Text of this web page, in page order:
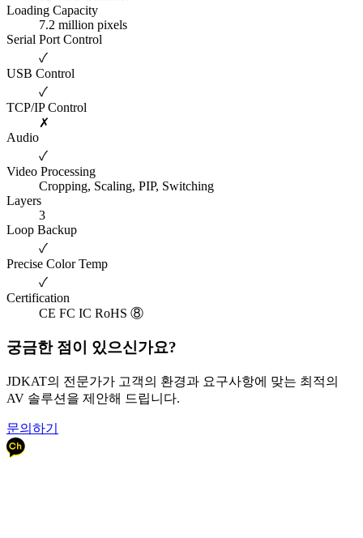
Loading Capacity
7.2 million pixels
Serial Port Control
✓
USB Control
✓
TCP/IP Control
✗
Audio
✓
Video Processing
Cropping, Scaling, PIP, Switching
Layers
3
Loop Backup
✓
Precise Color Temp
✓
Certification
CE FC IC RoHS ⑧
궁금한 점이 있으신가요?
JDKAT의 전문가가 고객의 환경과 요구사항에 맞는 최적의
AV 솔루션을 제안해 드립니다.
문의하기